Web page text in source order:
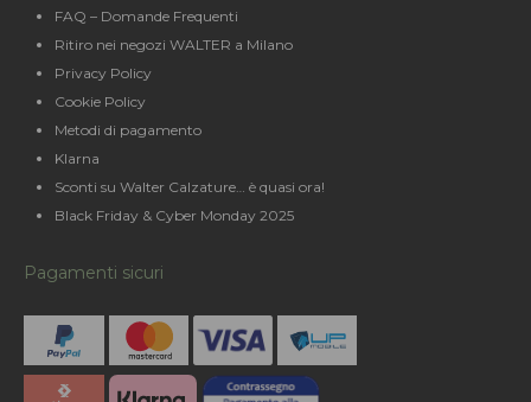
FAQ – Domande Frequenti
Ritiro nei negozi WALTER a Milano
Privacy Policy
Cookie Policy
Metodi di pagamento
Klarna
Sconti su Walter Calzature… è quasi ora!
Black Friday & Cyber Monday 2025
Pagamenti sicuri